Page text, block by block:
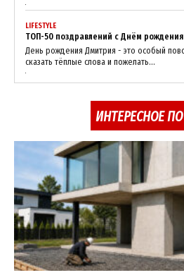
LIFESTYLE
ТОП-50 поздравлений с Днём
День рождения Дмитрия - это особый
сказать тёплые слова и пожелать...
ИНТЕРЕСНОЕ